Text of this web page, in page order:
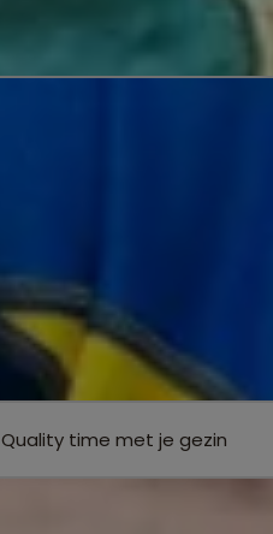
Quality time met je gezin